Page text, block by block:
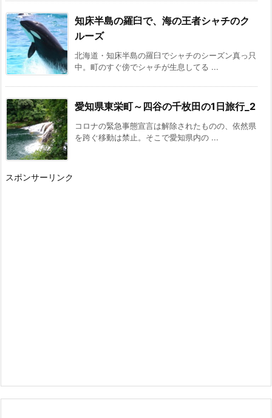
知床半島の羅臼で、海の王者シャチのク
ルーズ
北海道・知床半島の羅臼でシャチのシーズン真っ只
中。町のすぐ傍でシャチが生息してる ...
愛知県東栄町～四谷の千枚田の1日旅行_2
コロナの緊急事態宣言は解除されたものの、依然県
を跨ぐ移動は禁止。そこで愛知県内の ...
スポンサーリンク